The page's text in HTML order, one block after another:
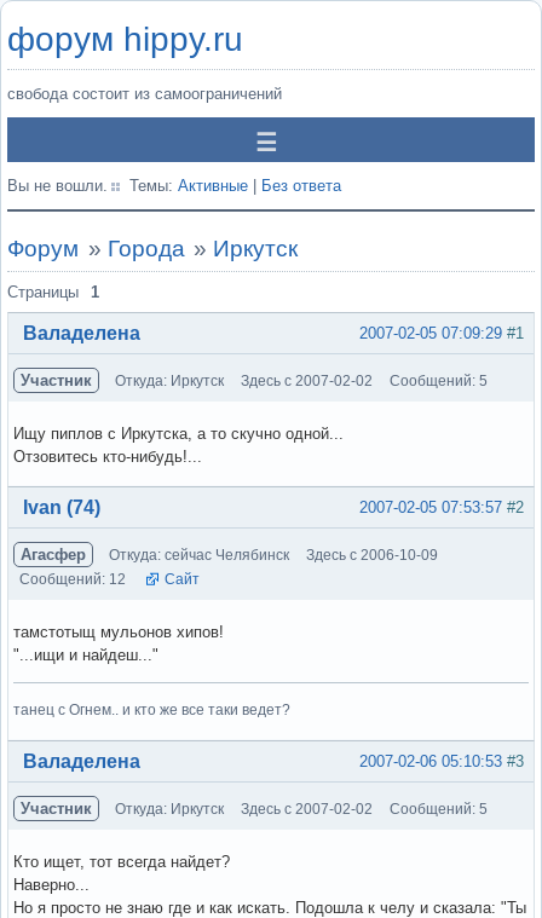
форум hippy.ru
свобода состоит из самоограничений
Вы не вошли. Темы: Активные Без ответа
Форум » Города » Иркутск
Страницы 1
#1
2007-02-05 07:09:29
Валаделена
Участник Откуда: Иркутск Здесь с 2007-02-02 Сообщений: 5
Ищу пиплов с Иркутска, а то скучно одной...
Отзовитесь кто-нибудь!...
Вне форума #2
2007-02-05 07:53:57
Ivan (74)
Агасфер Откуда: сейчас Челябинск
Здесь с 2006-10-09
Сообщений: 12
Сайт
тамстотыщ мульонов хипов!
"...ищи и найдеш..."
танец с Огнем.. и кто же все таки ведет?
Вне форума #3
2007-02-06 05:10:53
Валаделена
Участник Откуда: Иркутск Здесь с 2007-02-02 Сообщений: 5
Кто ищет, тот всегда найдет?
Наверно...
Но я просто не знаю где и как искать. Подошла к челу и сказала: "Ты